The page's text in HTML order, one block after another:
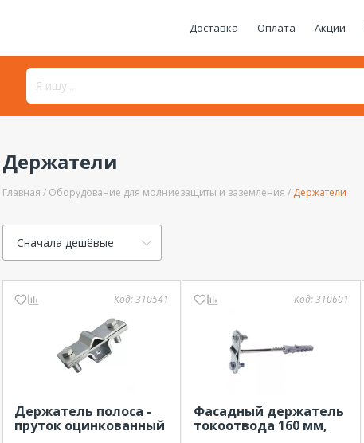
Доставка Оплата Акции
Держатели
Главная Оборудование для молниезащиты и заземления Держатели
Сначала дешёвые
Код:310541
Держатель полоса -
пруток оцинкованный
Код:310601
Фасадный держатель
токоотвода 160 мм,